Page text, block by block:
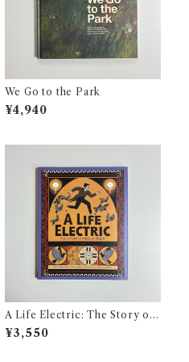
We Go to the Park
¥4,940
A Life Electric: The Story of
Nikola Tesla
¥3,550